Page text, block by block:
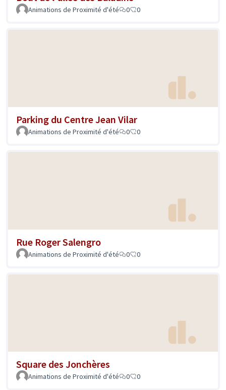
Animations de Proximité d'été 0 0
Parking du Centre Jean Vilar
Animations de Proximité d'été 0 0
Rue Roger Salengro
Animations de Proximité d'été 0 0
Square des Jonchères
Animations de Proximité d'été 0 0